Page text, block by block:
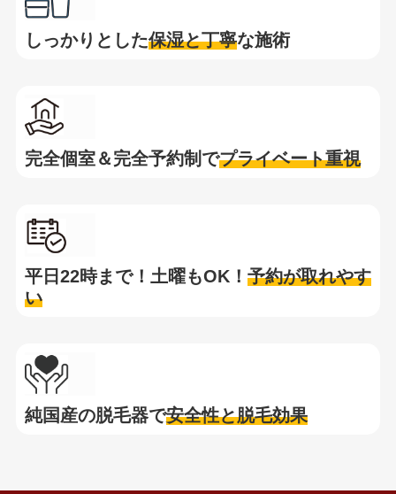
しっかりとした保湿と丁寧な施術
完全個室＆完全予約制でプライベート重視
平日22時まで！土曜もOK！ 予約が取れやす
い
純国産の脱毛器で安全性と脱毛効果